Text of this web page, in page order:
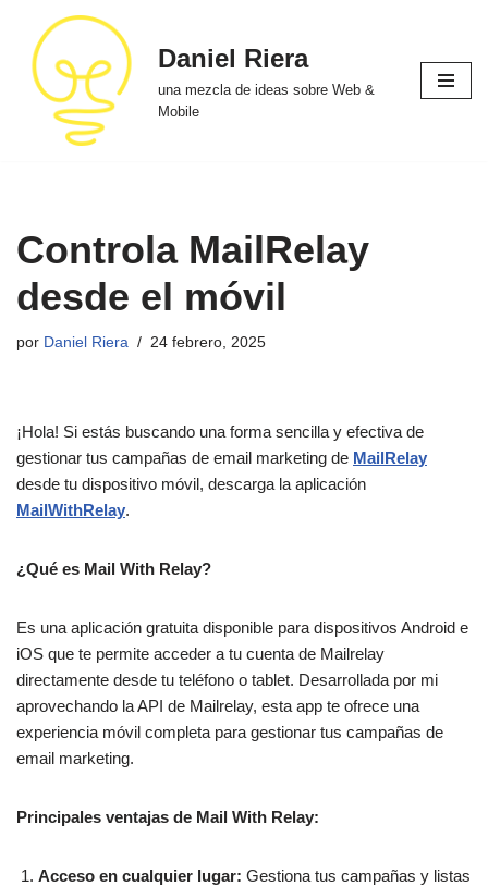
Saltar
contenido
Daniel Riera
una mezcla de ideas sobre Web &
Mobile
Controla MailRelay
desde el móvil
por Daniel Riera 24 febrero, 2025
¡Hola! Si estás buscando una forma sencilla y efectiva de
gestionar tus campañas de email marketing de MailRelay
desde tu dispositivo móvil, descarga la aplicación
MailWithRelay.
¿Qué es Mail With Relay?
Es una aplicación gratuita disponible para dispositivos Android e
iOS que te permite acceder a tu cuenta de Mailrelay
directamente desde tu teléfono o tablet. Desarrollada por mi
aprovechando la API de Mailrelay, esta app te ofrece una
experiencia móvil completa para gestionar tus campañas de
email marketing.
Principales ventajas de Mail With Relay:
Acceso en cualquier lugar: Gestiona tus campañas y listas